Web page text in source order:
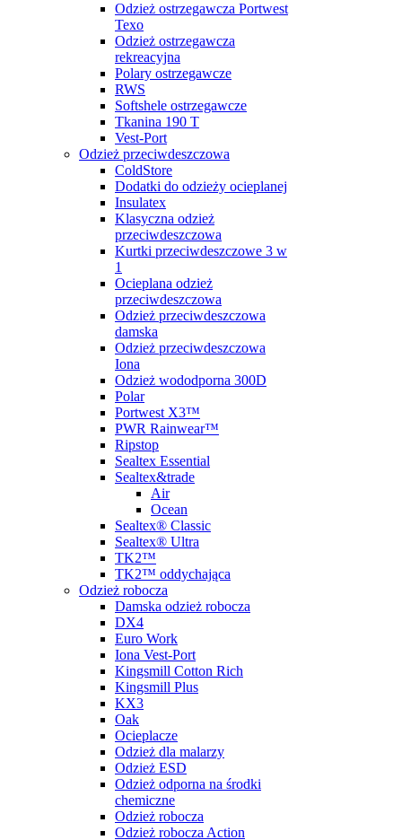
Odzież ostrzegawcza Portwest
Texo
Odzież ostrzegawcza
rekreacyjna
Polary ostrzegawcze
RWS
Softshele ostrzegawcze
Tkanina 190 T
Vest-Port
Odzież przeciwdeszczowa
ColdStore
Dodatki do odzieży ocieplanej
Insulatex
Klasyczna odzież
przeciwdeszczowa
Kurtki przeciwdeszczowe 3 w
1
Ocieplana odzież
przeciwdeszczowa
Odzież przeciwdeszczowa
damska
Odzież przeciwdeszczowa
Iona
Odzież wododporna 300D
Polar
Portwest X3™
PWR Rainwear™
Ripstop
Sealtex Essential
Sealtex&trade
Air
Ocean
Sealtex® Classic
Sealtex® Ultra
TK2™
TK2™ oddychająca
Odzież robocza
Damska odzież robocza
DX4
Euro Work
Iona Vest-Port
Kingsmill Cotton Rich
Kingsmill Plus
KX3
Oak
Ocieplacze
Odzież dla malarzy
Odzież ESD
Odzież odporna na środki
chemiczne
Odzież robocza
Odzież robocza Action